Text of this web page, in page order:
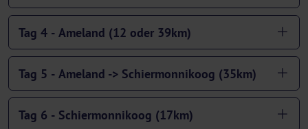
Tag 4 - Ameland (12 oder 39km)
Tag 5 - Ameland -> Schiermonnikoog (35km)
Tag 6 - Schiermonnikoog (17km)